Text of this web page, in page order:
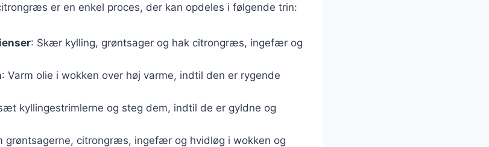
er en enkel proces, der kan opdeles i følgende trin:
: Skær kylling, grøntsager og hak citrongræs, ingefær og
: Varm olie i wokken over høj varme, indtil den er rygende
kyllingestrimlerne og steg dem, indtil de er gyldne og
grøntsagerne, citrongræs, ingefær og hvidløg i wokken og